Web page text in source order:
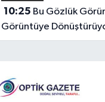
10:25
Görüntüye